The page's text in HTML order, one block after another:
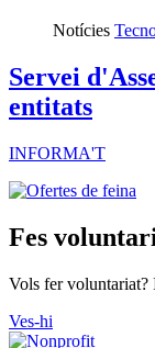
Notícies
Servei
entitats
INFORMA'T
Fes
Vols fer
Ves-hi